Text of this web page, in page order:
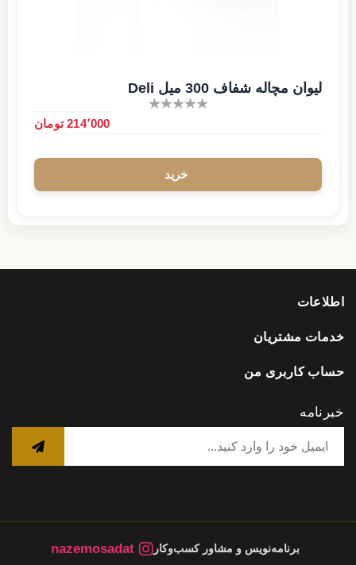
لیوان مچاله شفاف 300 میل Deli
214٬000 تومان
اطلاعات
خدمات مشتریان
حساب کاربری من
خبرنامه
برنامه‌نویس و مشاور کسب‌وکار nazemosadat